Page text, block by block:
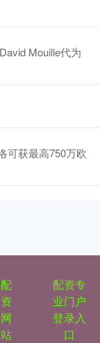
Mouille代为
可获最高750万欧
配
资
网
站
配资专
业门户
登录入
口